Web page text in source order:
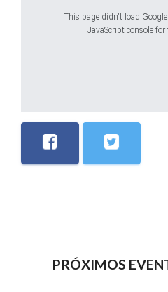
This page didn't load Google
JavaScript console
PRÓXIMOS